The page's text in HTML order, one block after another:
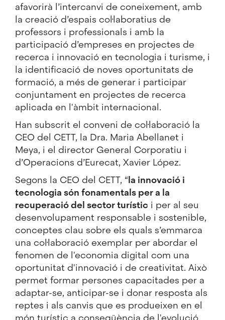
afavorirà l’intercanvi de coneixement, amb
la creació d’espais col·laboratius de
professors i professionals i amb la
participació d’empreses en projectes de
recerca i innovació en tecnologia i turisme, i
la identificació de noves oportunitats de
formació, a més de generar i participar
conjuntament en projectes de recerca
aplicada en l'àmbit internacional.
Han subscrit el conveni de col·laboració la
CEO del CETT, la Dra. Maria Abellanet i
Meya, i el director General Corporatiu i
d’Operacions d’Eurecat, Xavier López.
Segons la CEO del CETT, “la innovació i
tecnologia són fonamentals per a la
recuperació del sector turístic i per al seu
desenvolupament responsable i sostenible,
conceptes clau sobre els quals s’emmarca
una col·laboració exemplar per abordar el
fenomen de l'economia digital com una
oportunitat d'innovació i de creativitat. Això
permet formar persones capacitades per a
adaptar-se, anticipar-se i donar resposta als
reptes i als canvis que es produeixen en el
món turístic a conseqüència de l'evolució